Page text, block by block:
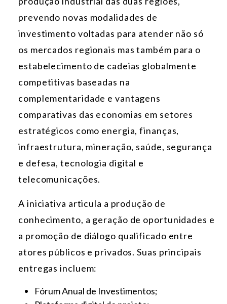
prevendo novas modalidades de
investimento voltadas para atender não só
os mercados regionais mas também para o
estabelecimento de cadeias globalmente
competitivas baseadas na
complementaridade e vantagens
comparativas das economias em setores
estratégicos como energia, finanças,
infraestrutura, mineração, saúde, segurança
e defesa, tecnologia digital e
telecomunicações.
A iniciativa articula a produção de
conhecimento, a geração de oportunidades e
a promoção de diálogo qualificado entre
atores públicos e privados. Suas principais
entregas incluem:
Fórum Anual de Investimentos;